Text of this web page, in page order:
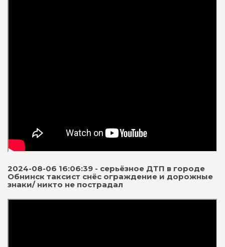
2024-08-06 16:06:39 - серьёзное ДТП в городе
Обнинск таксист снёс ограждение и дорожные
знаки/ никто не пострадал